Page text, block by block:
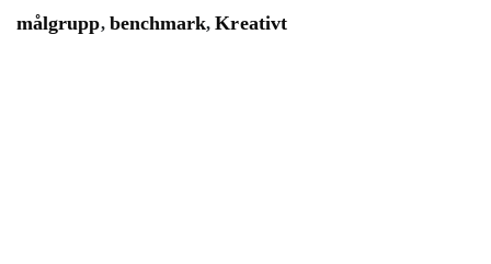
målgrupp, benchmark,Kreativt